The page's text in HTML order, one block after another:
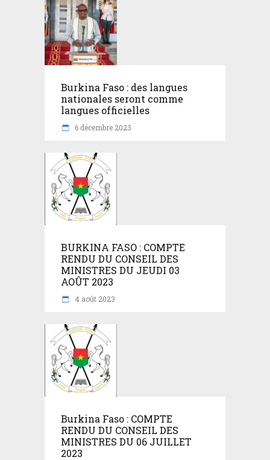
Burkina Faso : des langues
nationales seront comme
langues officielles
6 décembre 2023
BURKINA FASO : COMPTE
RENDU DU CONSEIL DES
MINISTRES DU JEUDI 03
AOÛT 2023
4 août 2023
Burkina Faso : COMPTE
RENDU DU CONSEIL DES
MINISTRES DU 06 JUILLET
2023